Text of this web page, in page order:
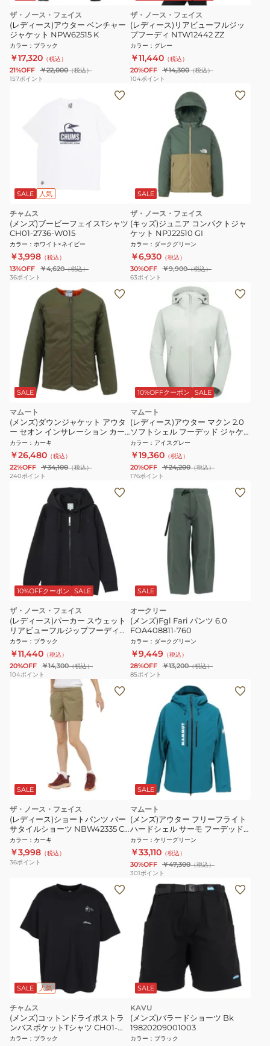
ザ・ノース・フェイス
(レディース)アウター ベンチャー
ジャケット NPW62515 K
カラー ： ブラック
￥17,320 （税込）
21%OFF ￥22,000（税込）
157ポイント
ザ・ノース・フェイス
(レディース)リアビューフルジッ
プフーディ NTW12442 ZZ
カラー ： グレー
￥11,440 （税込）
20%OFF ￥14,300（税込）
104ポイント
SALE 人気
チャムス
(メンズ)ブービーフェイスTシャツ
CH01-2736-W015
カラー ： ホワイト×ネイビー
￥3,998 （税込）
13%OFF ￥4,620（税込）
36ポイント
SALE
ザ・ノース・フェイス
(キッズ)ジュニア コンパクトジャ
ケット NPJ22510 GI
カラー ： ダークグリーン
￥6,930 （税込）
30%OFF ￥9,900（税込）
63ポイント
SALE
マムート
(メンズ)ダウンジャケット アウタ
ー セオン インサレーション カー
ディガン アジアンフィット 1013-
00653-40296
カラー ： カーキ
￥26,480 （税込）
22%OFF ￥34,100（税込）
240ポイント
10%OFFクーポン SALE
マムート
(レディース)アウター マクン 2.0
ソフトシェル フーデッド ジャケ
ット 1011-00802-1288
カラー ： アイスグレー
￥19,360 （税込）
20%OFF ￥24,200（税込）
176ポイント
10%OFFクーポン SALE
ザ・ノース・フェイス
(レディース)パーカー スウェット
リアビューフルジップフーディ
NTW12442 KK
カラー ： ブラック
￥11,440 （税込）
20%OFF ￥14,300（税込）
104ポイント
SALE
オークリー
(メンズ)Fgl Fari パンツ 6.0
FOA408811-760
カラー ： ダークグリーン
￥9,449 （税込）
28%OFF ￥13,200（税込）
85ポイント
SALE
ザ・ノース・フェイス
(レディース)ショートパンツ バー
サタイルショーツ NBW42335 CK
ハーフパンツ
カラー ： カーキ
￥3,998 （税込）
36ポイント
SALE
マムート
(メンズ)アウター フリーフライト
ハードシェル サーモ フーデッド
ジャケット 1010-30960-40320
カラー ： ケリーグリーン
￥33,110 （税込）
30%OFF ￥47,300（税込）
301ポイント
SALE 人気
チャムス
(メンズ)コットンドライポストラ
ンバスポケットTシャツ CH01-
2758-K001
カラー ： ブラック
SALE
KAVU
(メンズ)バラードショーツ Bk
19820209001003
カラー ： ブラック